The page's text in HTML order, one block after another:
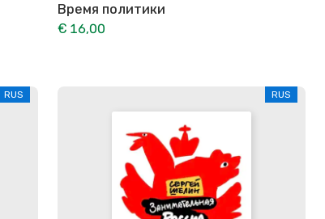
Время политики
€ 16,00
RUS RUS